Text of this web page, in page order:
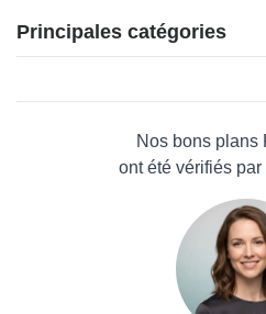
Fanka
100*100 Fitness
Mizuno
BodyWorld Europe
Principales catégories
Maison & JardinNos bons plans
ont été vérifiés par